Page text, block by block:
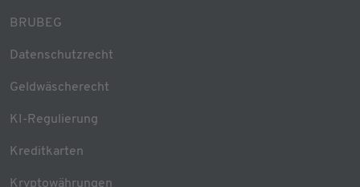
BRUBEG
Datenschutzrecht
Geldwäscherecht
KI-Regulierung
Kreditkarten
Kryptowährungen